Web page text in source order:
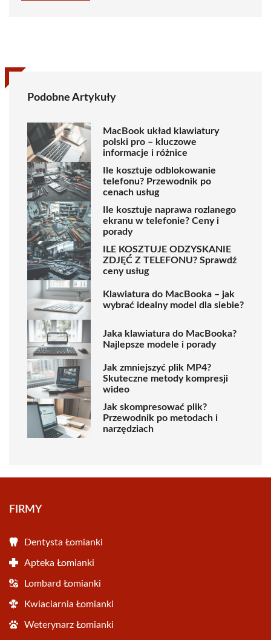
Podobne Artykuły
MacBook układ klawiatury
polski pro – kluczowe
informacje i różnice
Ile kosztuje odblokowanie
telefonu? Przewodnik po
cenach usług
Ile kosztuje naprawa rozlanego
ekranu w telefonie? Ceny i
porady
ILE KOSZTUJE ODZYSKANIE
ZDJĘĆ Z TELEFONU? Sprawdź
ceny usług
Klawiatura do MacBooka – jak
wybrać idealny model dla siebie?
Jaka klawiatura do MacBooka?
Najlepsze modele i porady
Jak zmniejszyć plik MP4?
Skuteczne metody kompresji
wideo
Jak skompresować plik?
Przewodnik po metodach i
narzędziach
FIRMY
Dentysta Łomianki
Apteka Łomianki
Lombard Łomianki
Kwiaciarnia Łomianki
Weterynarz Łomianki